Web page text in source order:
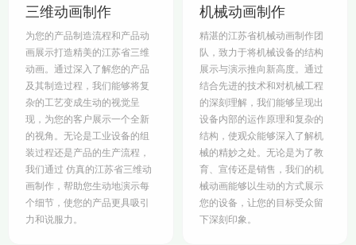
三维动画制作
为您的产品制造流程和产品动
画展示打造精美的江苏省三维
动画。通过深入了解您的产品
及其制造过程，我们能够将复
杂的工艺变成生动的视觉呈
现，为您的客户展示一个全新
的视角。无论是工业设备的组
装过程还是产品的生产流程，
我们通过 仿真的江苏省三维动
画制作，帮助您生动地演示每
个细节，使您的产品更具吸引
力和说服力。
机械动画制作
精湛的江苏省机械动画制作团
队，致力于将机械设备的结构
展示与演示推向新高度。通过
结合先进的技术和对机械工程
的深刻理解，我们能够呈现出
设备内部的运作原理和复杂的
结构，使观众能够深入了解机
械的精妙之处。无论是为了教
育、宣传还是销售，我们的机
械动画能够以生动的方式展示
您的设备，让您的目标受众留
下深刻印象。